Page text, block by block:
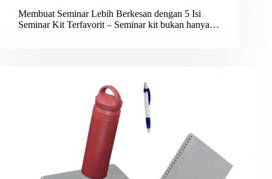
Membuat Seminar Lebih Berkesan dengan 5 Isi
Seminar Kit Terfavorit – Seminar kit bukan hanya…